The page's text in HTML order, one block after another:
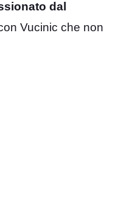
dal
Vucinic che non